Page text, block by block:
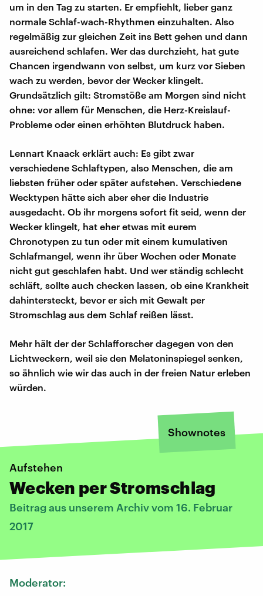
um in den Tag zu starten. Er empfiehlt, lieber ganz
normale Schlaf-wach-Rhythmen einzuhalten. Also
regelmäßig zur gleichen Zeit ins Bett gehen und dann
ausreichend schlafen. Wer das durchzieht, hat gute
Chancen irgendwann von selbst, um kurz vor Sieben
wach zu werden, bevor der Wecker klingelt.
Grundsätzlich gilt: Stromstöße am Morgen sind nicht
ohne: vor allem für Menschen, die Herz-Kreislauf-
Probleme oder einen erhöhten Blutdruck haben.
Lennart Knaack erklärt auch: Es gibt zwar
verschiedene Schlaftypen, also Menschen, die am
liebsten früher oder später aufstehen. Verschiedene
Wecktypen hätte sich aber eher die Industrie
ausgedacht. Ob ihr morgens sofort fit seid, wenn der
Wecker klingelt, hat eher etwas mit eurem
Chronotypen zu tun oder mit einem kumulativen
Schlafmangel, wenn ihr über Wochen oder Monate
nicht gut geschlafen habt. Und wer ständig schlecht
schläft, sollte auch checken lassen, ob eine Krankheit
dahintersteckt, bevor er sich mit Gewalt per
Stromschlag aus dem Schlaf reißen lässt.
Mehr hält der der Schlafforscher dagegen von den
Lichtweckern, weil sie den Melatoninspiegel senken,
so ähnlich wie wir das auch in der freien Natur erleben
würden.
Shownotes
Aufstehen
Wecken per Stromschlag
Beitrag aus unserem Archiv vom 16. Februar
2017
Moderator: